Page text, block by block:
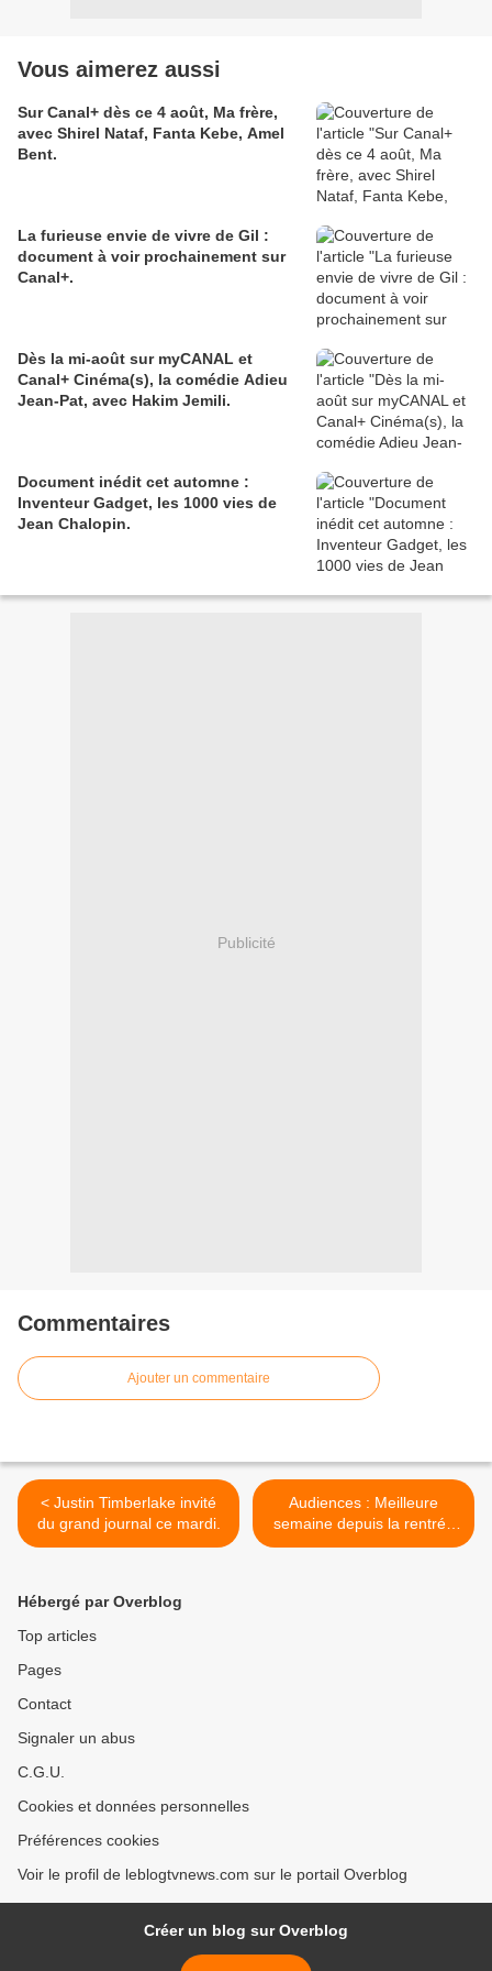
Vous aimerez aussi
Sur Canal+ dès ce 4 août, Ma frère,
avec Shirel Nataf, Fanta Kebe, Amel
Bent.
La furieuse envie de vivre de Gil :
document à voir prochainement sur
Canal+.
Dès la mi-août sur myCANAL et
Canal+ Cinéma(s), la comédie Adieu
Jean-Pat, avec Hakim Jemili.
Document inédit cet automne :
Inventeur Gadget, les 1000 vies de
Jean Chalopin.
Publicité
Commentaires
Ajouter un commentaire
< Justin Timberlake invité
du grand journal ce mardi.
Audiences : Meilleure
semaine depuis la rentrée
pour France 2 avec 15.1 %.
Hébergé par Overblog
Top articles
Pages
Contact
Signaler un abus
C.G.U.
Cookies et données personnelles
Préférences cookies
Voir le profil de leblogtvnews.com sur le portail Overblog
Créer un blog sur Overblog